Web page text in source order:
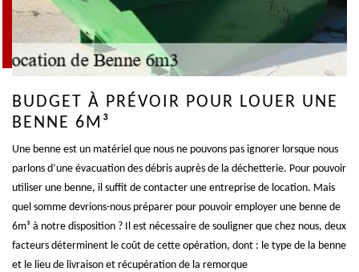
BUDGET À PRÉVOIR POUR LOUER UNE
BENNE 6M³
Une benne est un matériel que nous ne pouvons pas ignorer lorsque nous
parlons d’une évacuation des débris auprès de la déchetterie. Pour pouvoir
utiliser une benne, il suffit de contacter une entreprise de location. Mais
quel somme devrions-nous préparer pour pouvoir employer une benne de
6m³ à notre disposition ? Il est nécessaire de souligner que chez nous, deux
facteurs déterminent le coût de cette opération, dont : le type de la benne
et le lieu de livraison et récupération de la remorque